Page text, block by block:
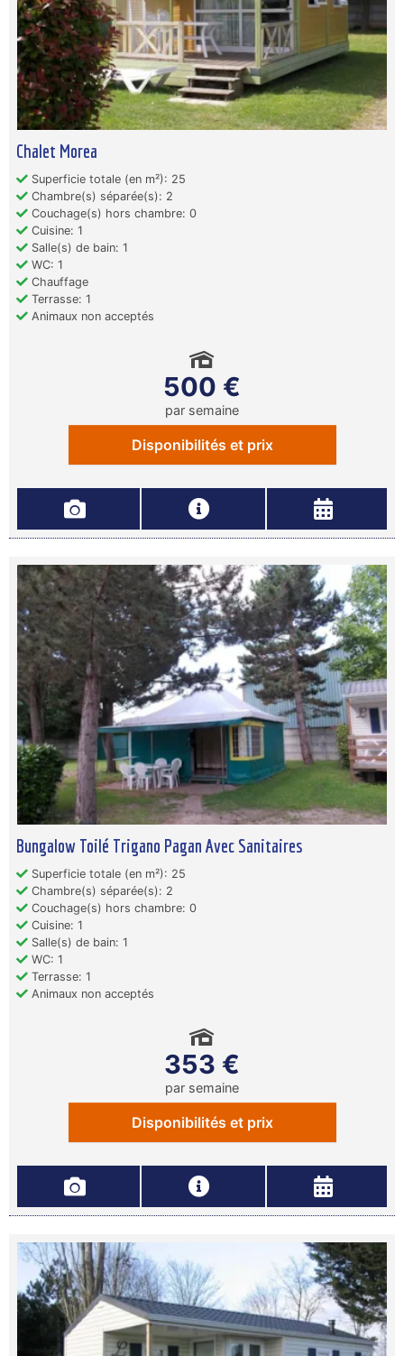
Chalet Morea
Superficie totale (en m²): 25
Chambre(s) séparée(s): 2
Couchage(s) hors chambre: 0
Cuisine: 1
Salle(s) de bain: 1
WC: 1
Chauffage
Terrasse: 1
Animaux non acceptés
500 €
par semaine
Disponibilités et prix
Bungalow Toilé Trigano Pagan Avec Sanitaires
Superficie totale (en m²): 25
Chambre(s) séparée(s): 2
Couchage(s) hors chambre: 0
Cuisine: 1
Salle(s) de bain: 1
WC: 1
Terrasse: 1
Animaux non acceptés
353 €
par semaine
Disponibilités et prix